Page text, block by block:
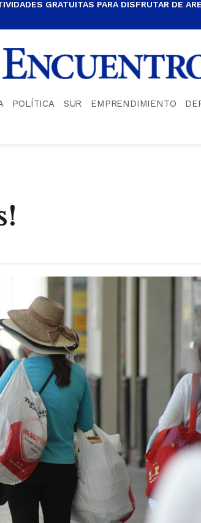
GRATUITAS PARA DISFRUTAR DE
POLÍTICA SUR EMPRENDIMIENTO